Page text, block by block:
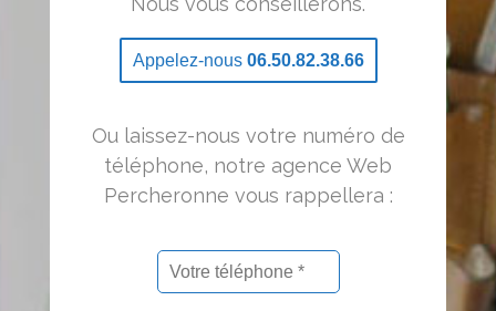
Appelez-nous 06.50.82.38.66
Ou laissez-nous votre numéro de
téléphone, notre agence Web
Percheronne vous rappellera :